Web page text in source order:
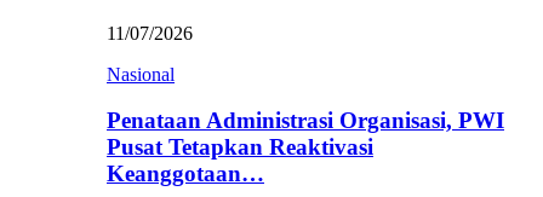
11/07/2026
Nasional
Penataan Administrasi Organisasi, PWI
Pusat Tetapkan Reaktivasi
Keanggotaan…